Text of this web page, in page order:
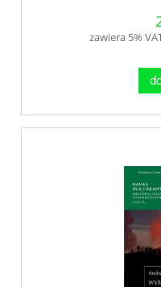
zawiera 5%